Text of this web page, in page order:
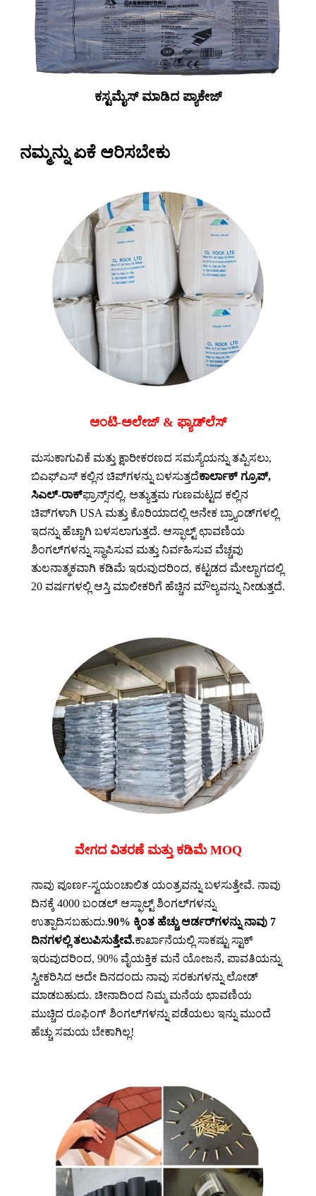
ಕಸ್ಟಮೈಸ್ ಮಾಡಿದ ಪ್ಯಾಕೇಜ್
ನಮ್ಮನ್ನು ಏಕೆ ಆರಿಸಬೇಕು
ಆಂಟಿ-ಅಲೇಜ್ & ಫ್ಯಾಡ್‌ಲೆಸ್
ಮಸುಕಾಗುವಿಕೆ ಮತ್ತು ಕ್ಷಾರೀಕರಣದ ಸಮಸ್ಯೆಯನ್ನು ತಪ್ಪಿಸಲು,
ಬಿಎಫ್‌ಎಸ್ ಕಲ್ಲಿನ ಚಿಪ್‌ಗಳನ್ನು ಬಳಸುತ್ತದೆಕಾರ್ಲಾಕ್ ಗ್ರೂಪ್,
ಸಿಎಲ್-ರಾಕ್ಫ್ರಾನ್ಸ್‌ನಲ್ಲಿ. ಅತ್ಯುತ್ತಮ ಗುಣಮಟ್ಟದ ಕಲ್ಲಿನ
ಚಿಪ್‌ಗಳಾಗಿ USA ಮತ್ತು ಕೊರಿಯಾದಲ್ಲಿ ಅನೇಕ ಬ್ರ್ಯಾಂಡ್‌ಗಳಲ್ಲಿ
ಇದನ್ನು ಹೆಚ್ಚಾಗಿ ಬಳಸಲಾಗುತ್ತದೆ. ಆಸ್ಫಾಲ್ಟ್ ಛಾವಣಿಯ
ಶಿಂಗಲ್‌ಗಳನ್ನು ಸ್ಥಾಪಿಸುವ ಮತ್ತು ನಿರ್ವಹಿಸುವ ವೆಚ್ಚವು
ತುಲನಾತ್ಮಕವಾಗಿ ಕಡಿಮೆ ಇರುವುದರಿಂದ, ಕಟ್ಟಡದ ಮೇಲ್ಭಾಗದಲ್ಲಿ
20 ವರ್ಷಗಳಲ್ಲಿ ಆಸ್ತಿ ಮಾಲೀಕರಿಗೆ ಹೆಚ್ಚಿನ ಮೌಲ್ಯವನ್ನು ನೀಡುತ್ತದೆ.
ವೇಗದ ವಿತರಣೆ ಮತ್ತು ಕಡಿಮೆ MOQ
ನಾವು ಪೂರ್ಣ-ಸ್ವಯಂಚಾಲಿತ ಯಂತ್ರವನ್ನು ಬಳಸುತ್ತೇವೆ. ನಾವು
ದಿನಕ್ಕೆ 4000 ಬಂಡಲ್ ಆಸ್ಫಾಲ್ಟ್ ಶಿಂಗಲ್‌ಗಳನ್ನು
ಉತ್ಪಾದಿಸಬಹುದು.90% ಕ್ಕಿಂತ ಹೆಚ್ಚು ಆರ್ಡರ್‌ಗಳನ್ನು ನಾವು 7
ದಿನಗಳಲ್ಲಿ ತಲುಪಿಸುತ್ತೇವೆ.ಕಾರ್ಖಾನೆಯಲ್ಲಿ ಸಾಕಷ್ಟು ಸ್ಟಾಕ್
ಇರುವುದರಿಂದ, 90% ವೈಯಕ್ತಿಕ ಮನೆ ಯೋಜನೆ, ಪಾವತಿಯನ್ನು
ಸ್ವೀಕರಿಸಿದ ಅದೇ ದಿನದಂದು ನಾವು ಸರಕುಗಳನ್ನು ಲೋಡ್
ಮಾಡಬಹುದು. ಚೀನಾದಿಂದ ನಿಮ್ಮ ಮನೆಯ ಛಾವಣಿಯ
ಮುಚ್ಚಿದ ರೂಫಿಂಗ್ ಶಿಂಗಲ್‌ಗಳನ್ನು ಪಡೆಯಲು ಇನ್ನು ಮುಂದೆ
ಹೆಚ್ಚು ಸಮಯ ಬೇಕಾಗಿಲ್ಲ!